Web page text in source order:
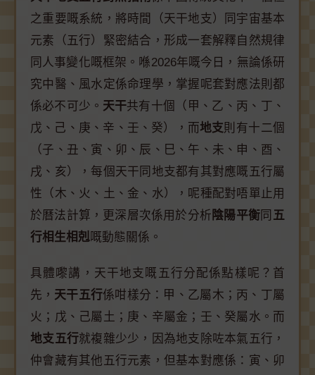
之重要嘅系統，將時間（天干地支）同宇宙基本
元素（五行）緊密結合，形成一套解釋自然規律
同人事變化嘅框架。喺2026年嘅今日，無論係研
究中醫、風水定係命理學，掌握呢套對應法則都
係必不可少。 天干共有十個（甲、乙、丙、丁、
戊、己、庚、辛、壬、癸），而地支則有十二個
（子、丑、寅、卯、辰、巳、午、未、申、酉、
戌、亥），每個天干同地支都有其對應嘅五行屬
性（木、火、土、金、水），呢種配對唔單止用
於曆法計算，更深層次係用於分析 陰陽平衡 同 五
行相生相剋嘅動態關係。
具體嚟講，天干地支嘅五行分配係點樣呢？首
先， 天干五行係咁樣分：甲、乙屬木；丙、丁屬
火；戊、己屬土；庚、辛屬金；壬、癸屬水。而
地支五行就複雜少少，因為地支除咗本氣五行，
仲會藏有其他五行元素，但基本對應係：寅、卯